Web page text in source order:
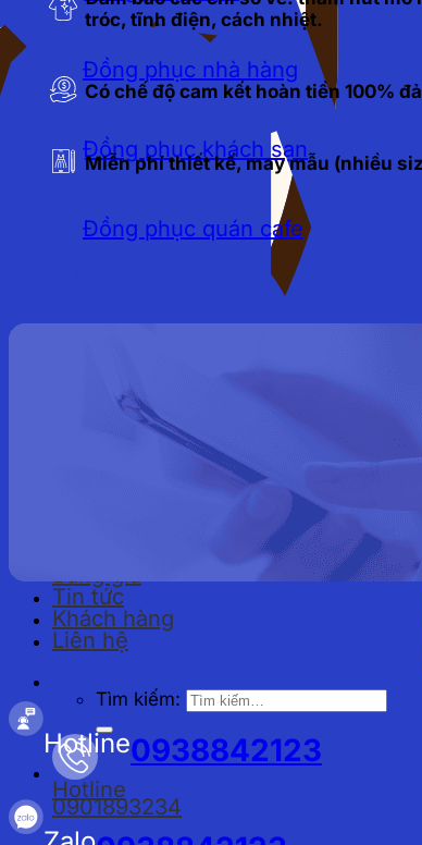
Đồng phục nhà hàng
Đồng phục khách sạn
Đồng phục quán cafe
Đồng phục bảo vệ
Đồng phục công nhân
Bảng giá
Tin tức
Khách hàng
Liên hệ
Tìm kiếm:
Hotline
0901893234
tróc, tĩnh điện, cách nhiệt.
Có chế độ cam kết hoàn tiền 100%
Miễn phí thiết kế, may mẫu (nhiều
Hotline0938842123